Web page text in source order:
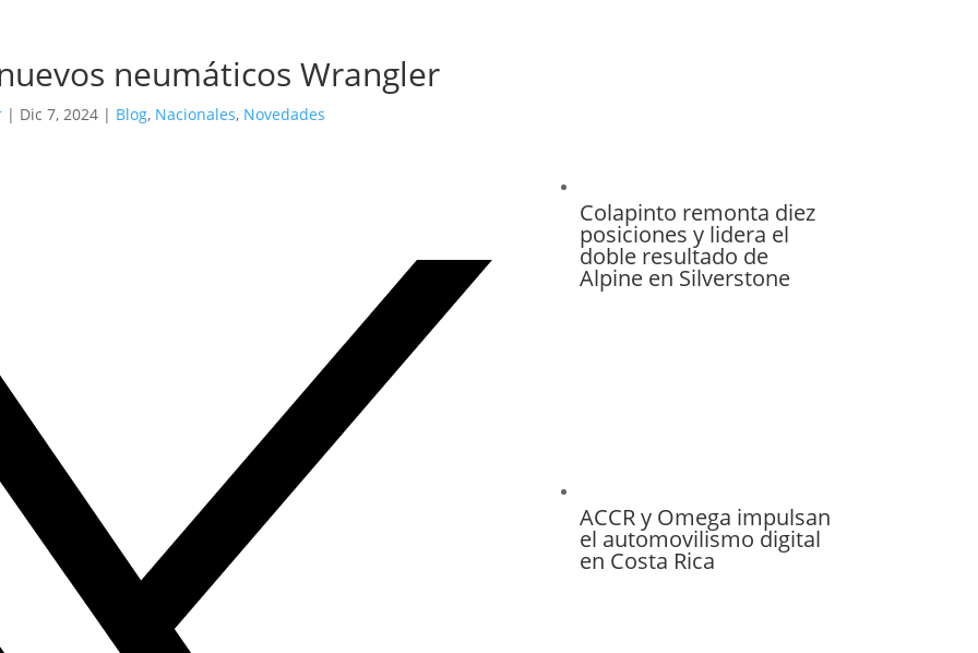
neumáticos Wrangler
| Dic 7, 2024| Blog, Nacionales, Novedades
Colapinto remonta diez
posiciones y lidera el
doble resultado de
Alpine en Silverstone
ACCR y Omega impulsan
el automovilismo digital
en Costa Rica